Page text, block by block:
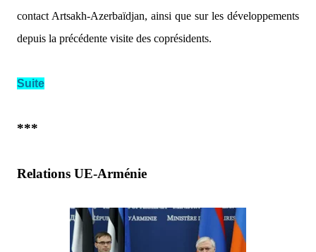
contact Artsakh-Azerbaïdjan, ainsi que sur les développements
depuis la précédente visite des coprésidents.
Suite
***
Relations UE-Arménie